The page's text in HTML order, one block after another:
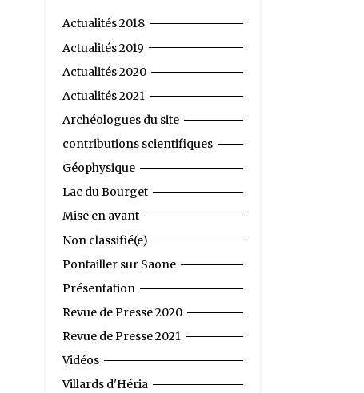
Actualités 2018
Actualités 2019
Actualités 2020
Actualités 2021
Archéologues du site
contributions scientifiques
Géophysique
Lac du Bourget
Mise en avant
Non classifié(e)
Pontailler sur Saone
Présentation
Revue de Presse 2020
Revue de Presse 2021
Vidéos
Villards d'Héria